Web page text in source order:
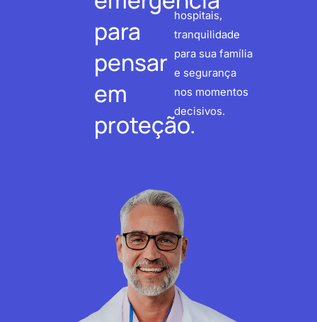
para
pensar
em
proteção.
hospitais,
tranquilidade
para sua família
e segurança
nos momentos
decisivos.